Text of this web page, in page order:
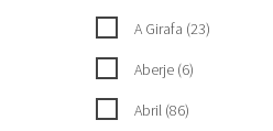
A Girafa (23)
Aberje (6)
Abril (86)